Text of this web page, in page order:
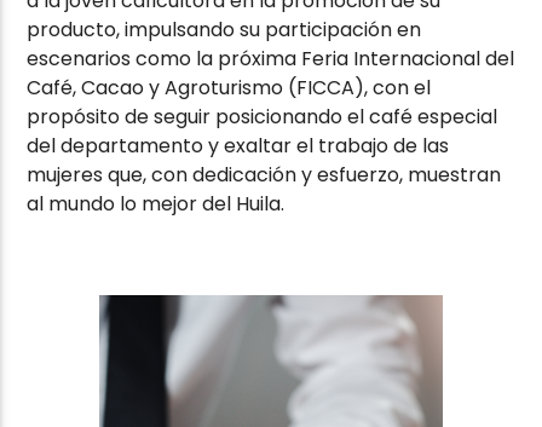
producto, impulsando su participación en
escenarios como la próxima Feria Internacional del
Café, Cacao y Agroturismo (FICCA), con el
propósito de seguir posicionando el café especial
del departamento y exaltar el trabajo de las
mujeres que, con dedicación y esfuerzo, muestran
al mundo lo mejor del Huila.